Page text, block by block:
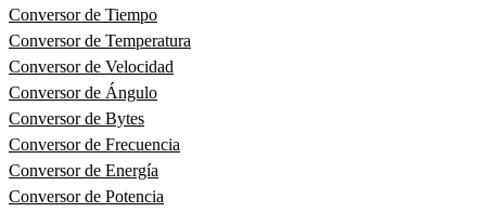
Conversor de Tiempo
Conversor de Temperatura
Conversor de Velocidad
Conversor de Ángulo
Conversor de Bytes
Conversor de Frecuencia
Conversor de Energía
Conversor de Potencia